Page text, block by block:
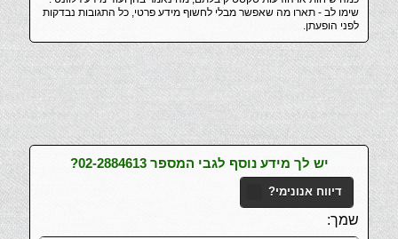
שימו לב - תארו מה שאפשר מבלי לחשוף מידע פרטי, כל התגובות נבדקות
לפני הופעתן.
יש לך מידע נוסף לגבי המספר 02-2884613?
דיווח אנונימי?
שמך: